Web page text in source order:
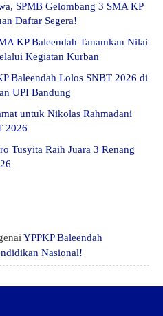
SPMB Gelombang 3 SMA KP
Daftar Segera!
KP Baleendah Tanamkan Nilai
Kegiatan Kurban
Baleendah Lolos SNBT 2026 di
UPI Bandung
untuk Nikolas Rahmadani
2026
Tusyita Raih Juara 3 Renang
YPPKP Baleendah
Nasional!